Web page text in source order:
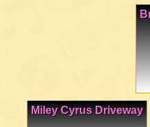
Miley Cyrus Driveway